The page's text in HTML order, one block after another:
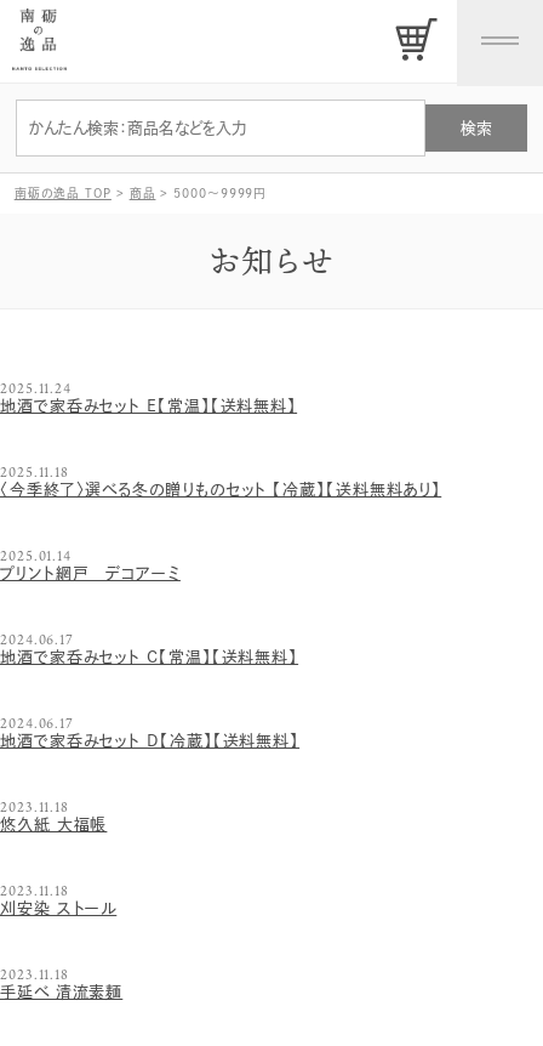
南砺の逸品 TOP > 商品 > 5000〜9999円
お知らせ
2025.11.24
地酒で家呑みセット E【常温】【送料無料】
2025.11.18
〈今季終了〉選べる冬の贈りものセット 【冷蔵】【送料無料あり】
2025.01.14
プリント網戸 デコアーミ
2024.06.17
地酒で家呑みセット C【常温】【送料無料】
2024.06.17
地酒で家呑みセット D【冷蔵】【送料無料】
2023.11.18
悠久紙 大福帳
2023.11.18
刈安染 ストール
2023.11.18
手延べ 清流素麺